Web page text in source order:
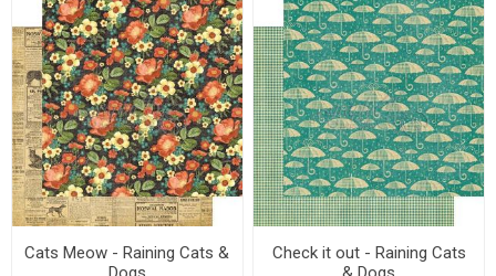
Cats Meow - Raining Cats &
Check it out - Raining Cats